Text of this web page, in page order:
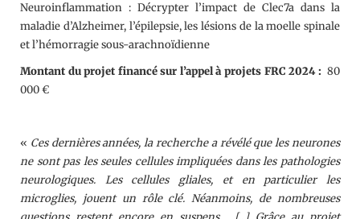
Neuroinflammation : Décrypter l’impact de Clec7a dans la
maladie d’Alzheimer, l’épilepsie, les lésions de la moelle spinale
et l’hémorragie sous-arachnoïdienne
Montant du projet financé sur l’appel à projets FRC 2024 : 80
000 €
« Ces dernières années, la recherche a révélé que les neurones
ne sont pas les seules cellules impliquées dans les pathologies
neurologiques. Les cellules gliales, et en particulier les
microglies, jouent un rôle clé. Néanmoins, de nombreuses